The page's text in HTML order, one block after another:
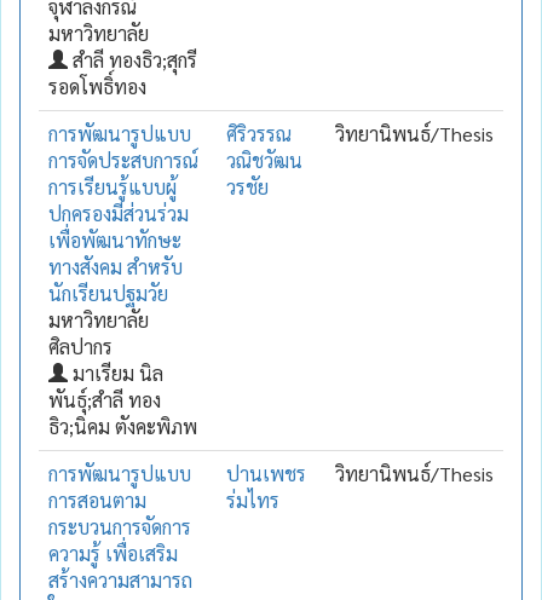
จุฬาลงกรณ์
มหาวิทยาลัย
สำลี ทองธิว;สุกรี
รอดโพธิ์ทอง
การพัฒนารูปแบบ
การจัดประสบการณ์
การเรียนรู้แบบผู้
ปกครองมีส่วนร่วม
เพื่อพัฒนาทักษะ
ทางสังคม สำหรับ
นักเรียนปฐมวัย
มหาวิทยาลัย
ศิลปากร
มาเรียม นิล
พันธุ์;สำลี ทอง
ธิว;นิคม ตังคะพิภพ
ศิริวรรณ
วณิชวัฒน
วรชัย
วิทยานิพนธ์/Thesis
การพัฒนารูปแบบ
การสอนตาม
กระบวนการจัดการ
ความรู้ เพื่อเสริม
สร้างความสามารถ
ปานเพชร
ร่มไทร
วิทยานิพนธ์/Thesis